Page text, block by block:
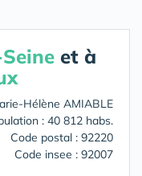
et à
Hélène AMIABLE
: 40 812 habs.
Code postal : 92220
Code insee : 92007